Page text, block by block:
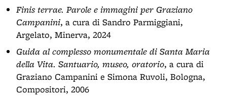
Finis terrae. Parole e immagini per Graziano
Campanini, a cura di Sandro Parmiggiani,
Argelato, Minerva, 2024
Guida al complesso monumentale di Santa Maria
della Vita. Santuario, museo, oratorio, a cura di
Graziano Campanini e Simona Ruvoli, Bologna,
Compositori, 2006